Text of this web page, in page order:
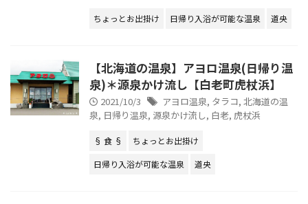
ちょっとお出掛け 日帰り入浴が可能な温泉 道央
【北海道の温泉】アヨロ温泉(日帰り温
泉)＊源泉かけ流し【白老町虎杖浜】
2021/10/3 アヨロ温泉, タラコ, 北海道の温
泉, 日帰り温泉, 源泉かけ流し, 白老, 虎杖浜
§ 食 §
ちょっとお出掛け
日帰り入浴が可能な温泉
道央